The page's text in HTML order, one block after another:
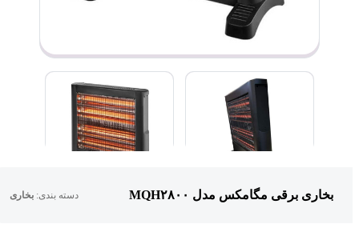
بخاری برقی مگامکس مدل MQH۲۸۰۰ دسته بندی:بخاری